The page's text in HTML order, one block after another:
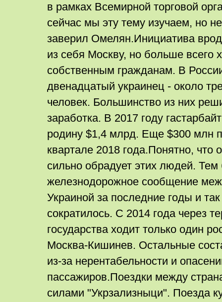
в рамках Всемирной торговой
сейчас мы эту тему изучаем, но
заверил Омелян.Инициатива
из себя Москву, но больше всего
собственным гражданам. В
двенадцатый украинец - около
человек. Большинство из них
заработка. В 2017 году
родину $1,4 млрд. Еще $300 млн
квартале 2018 года.Понятно, что
сильно обрадует этих людей. Тем
железнодорожное сообщение
Украиной за последние годы и
сократилось. С 2014 года через
государства ходит только один
Москва-Кишинев. Остальные
из-за нерентабельности и
пассажиров.Поездки между
силами "Укрзализныци". Поезда